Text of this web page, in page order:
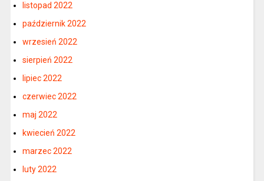
listopad 2022
październik 2022
wrzesień 2022
sierpień 2022
lipiec 2022
czerwiec 2022
maj 2022
kwiecień 2022
marzec 2022
luty 2022